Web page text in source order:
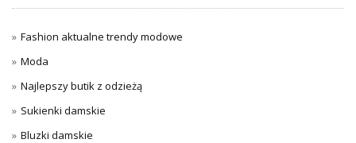
Fashion aktualne trendy modowe
Moda
Najlepszy butik z odzieżą
Sukienki damskie
Bluzki damskie